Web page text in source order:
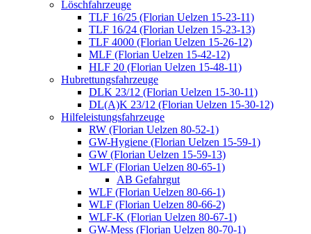
Löschfahrzeuge
TLF 16/25 (Florian Uelzen 15-23-11)
TLF 16/24 (Florian Uelzen 15-23-13)
TLF 4000 (Florian Uelzen 15-26-12)
MLF (Florian Uelzen 15-42-12)
HLF 20 (Florian Uelzen 15-48-11)
Hubrettungsfahrzeuge
DLK 23/12 (Florian Uelzen 15-30-11)
DL(A)K 23/12 (Florian Uelzen 15-30-12)
Hilfeleistungsfahrzeuge
RW (Florian Uelzen 80-52-1)
GW-Hygiene (Florian Uelzen 15-59-1)
GW (Florian Uelzen 15-59-13)
WLF (Florian Uelzen 80-65-1)
AB Gefahrgut
WLF (Florian Uelzen 80-66-1)
WLF (Florian Uelzen 80-66-2)
WLF-K (Florian Uelzen 80-67-1)
GW-Mess (Florian Uelzen 80-70-1)